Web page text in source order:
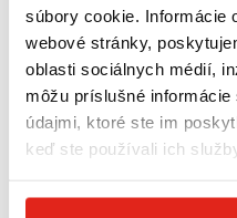
súbory cookie. Informácie
webové stránky,
oblasti sociálnych médií,
môžu príslušné
údajmi, ktoré ste im
keď ste používali ich